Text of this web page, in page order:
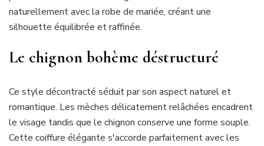
naturellement avec la robe de mariée, créant une
silhouette équilibrée et raffinée.
Le chignon bohème déstructuré
Ce style décontracté séduit par son aspect naturel et
romantique. Les mèches délicatement relâchées encadrent
le visage tandis que le chignon conserve une forme souple.
Cette coiffure élégante s'accorde parfaitement avec les